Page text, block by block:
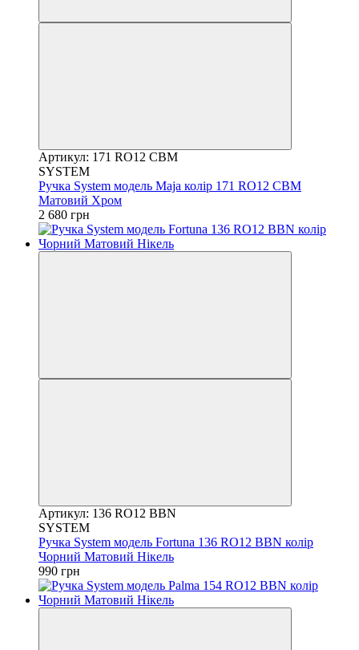
Артикул: 171 RO12 CBM
SYSTEM
Ручка System модель Maja колір 171 RO12 CBM
Матовий Хром
2 680 грн
Артикул: 136 RO12 BBN
SYSTEM
Ручка System модель Fortuna 136 RO12 BBN колір
Чорний Матовий Нікель
990 грн